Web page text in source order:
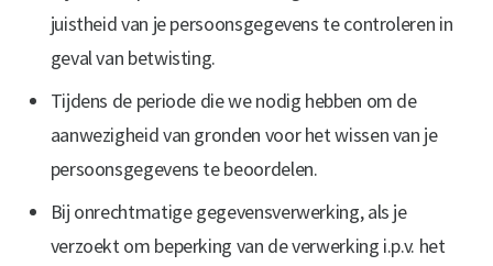
juistheid van je persoonsgegevens te controleren in
geval van betwisting.
Tijdens de periode die we nodig hebben om de
aanwezigheid van gronden voor het wissen van je
persoonsgegevens te beoordelen.
Bij onrechtmatige gegevensverwerking, als je
verzoekt om beperking van de verwerking i.p.v. het